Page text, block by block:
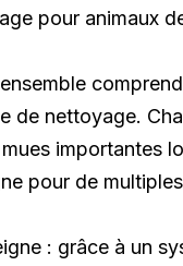
de nettoyage.
importantes
pour de
: grâce à un